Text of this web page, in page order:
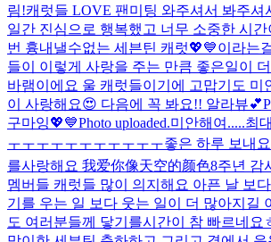
림!캐럿들 LOVE 팬미팅 와주셔서 봐주셔
일간 진심으로 행복했고 너무 소중한 시
번 흉내낼수없는 세븐틴 캐럿💖💙이라는
들이 이렇게 사랑을 주는 만큼 좋은일이
바램이에요 울 캐럿들이기에 고맙기도 미
이 사랑해요😍 다음에 꼭 봐요!! 알라뷰💕
구마잉💖💙Photo uploaded.미안해여.....최
ㅜㅜㅜㅜㅜㅜㅜㅜㅜㅜㅜ좋은 하루 보내
를사랑해요 我爱你像天空的颜色8주년 감
멤버들 캐럿들 많이 의지해요 아픈 날 보
기를 우는 일 보다 웃는 일이 더 많아지길
도 여러분들께 닿기를시간이 참 빠르네요